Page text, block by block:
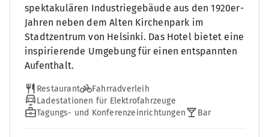
spektakulären Industriegebäude aus den 1920er-
Jahren neben dem Alten Kirchenpark im
Stadtzentrum von Helsinki. Das Hotel bietet eine
inspirierende Umgebung für einen entspannten
Aufenthalt.
Restaurant
Fahrradverleih
Ladestationen für Elektrofahrzeuge
Tagungs- und Konferenzeinrichtungen
Bar